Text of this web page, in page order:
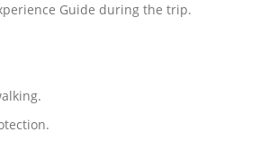
Guide during the trip.